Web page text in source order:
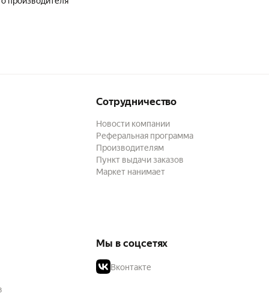
Сотрудничество
Новости компании
Реферальная программа
Производителям
Пункт выдачи заказов
Маркет нанимает
Мы в соцсетях
Вконтакте